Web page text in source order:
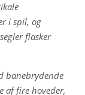
i spil, og
flasker
banebrydende
af fire hoveder,